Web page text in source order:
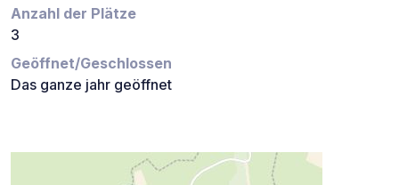
Anzahl der Plätze
3
Geöffnet/Geschlossen
Das ganze jahr geöffnet